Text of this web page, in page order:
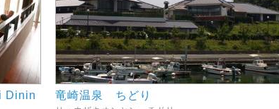
Dinin
竜崎温泉 ちどり